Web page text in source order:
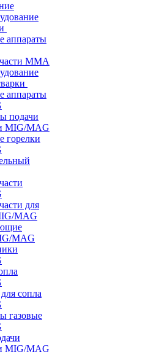
аппараты
MMA
аппараты
подачи
MIG/MAG
горелки
для
MAG
MAG
сопла
газовые
MIG/MAG